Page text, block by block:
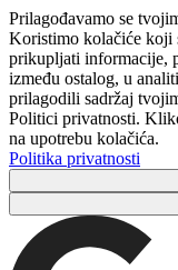
Prilagođavamo se
Koristimo kolačiće koji
prikupljati informacije,
između ostalog, u
prilagodili sadržaj
Politici privatnosti.
na upotrebu kolačića.
Politika privatnosti